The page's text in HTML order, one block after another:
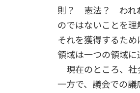
則？ 憲法？ われわ
のではないことを理
それを獲得するた
領域は一つの領域に
現在のところ、社
一方で、議会での